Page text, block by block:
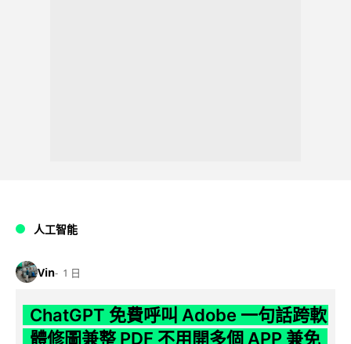
人工智能
Vin 1 日
ChatGPT 免費呼叫 Adobe 一句話跨軟
體修圖兼整 PDF 不用開多個 APP 兼免